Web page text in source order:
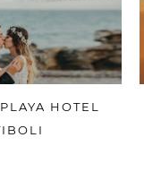
HOTEL